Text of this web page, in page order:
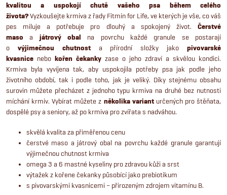
kvalitou a uspokojí chutě vašeho psa během celého
života?Vyzkoušejte krmiva z řady Fitmin for Life, ve kterých je vše, co váš
pes miluje a potřebuje pro dlouhý a spokojený život.
Čerstvé
maso a játrový obal
na povrchu každé granule se postarají
o
výjimečnou chutnost a přírodní složky jako
pivovarské
kvasnice nebo kořen čekanky zase o jeho zdraví a skvělou kondici.
Krmiva byla vyvíjena tak, aby uspokojila potřeby psa jak podle jeho
životního období, tak i podle toho, jak je veliký. Díky stejnému obsahu
surovin můžete přecházet z jednoho typu krmiva na druhé bez nutnosti
míchání krmiv. Vybírat můžete z několika variant určených pro štěňata,
dospělé psy a seniory, až po krmiva pro zvířata s nadváhou.
skvělá kvalita za přiměřenou cenu
čerstvé maso a játrový obal na povrchu každé granule garantují
výjimečnou chutnost krmiva
omega 3 a 6 mastné kyseliny pro zdravou kůži a srst
výtažek z kořene čekanky působící jako prebiotikum
s pivovarskými kvasnicemi – přirozeným zdrojem vitamínu B.